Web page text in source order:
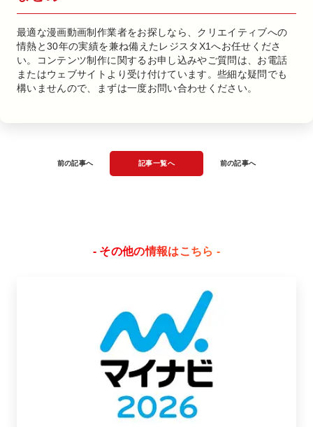
最適な漫画動画制作業者をお探しなら、クリエイティブへの
情熱と30年の実績を兼ね備えたレジスタX1へお任せくださ
い。コンテンツ制作に関するお申し込みやご質問は、お電話
またはウェブサイトより受け付けています。些細な疑問でも
構いませんので、まずは一度お問い合わせください。
前の記事へ 記事一覧へ 前の記事へ
- その他の情報はこちら -